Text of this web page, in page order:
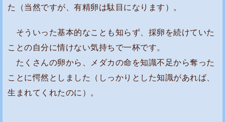
た（当然ですが、有精卵は駄目になります）。
そういった基本的なことも知らず、採卵を続けていた
ことの自分に情けない気持ちで一杯です。
たくさんの卵から、メダカの命を知識不足から奪った
ことに愕然としました（しっかりとした知識があれば、
生まれてくれたのに）。